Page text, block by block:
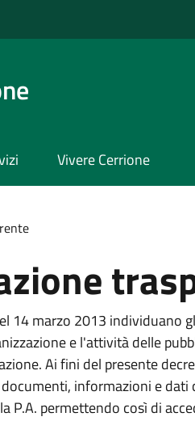
Vivere Cerrione
14 marzo 2013 individuano
e l'attività delle
Ai fini del presente
informazioni e dati
P.A. permettendo così di